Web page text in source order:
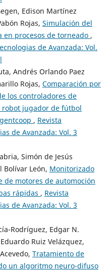
Edison Martínez
Rojas, Simulación del
procesos de torneado ,
de Avanzada: Vol.
Andrés Orlando Paez
Rojas, Comparación por
los controladores de
robot jugador de fútbol
, Revista
de Avanzada: Vol. 3
Simón de Jesús
Bolívar León, Monitorizado
de motores de automoción
rápidas , Revista
de Avanzada: Vol. 3
Rodríguez, Edgar N.
Ruiz Velázquez,
Tratamiento de
un algoritmo neuro-difuso